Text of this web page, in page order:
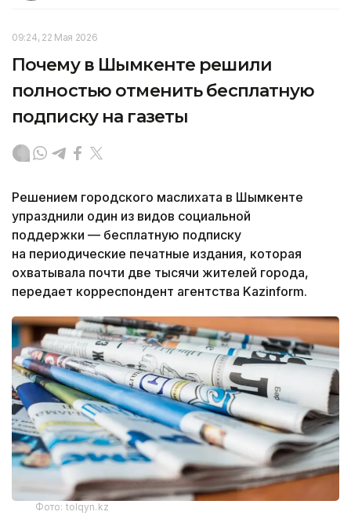
09:24, 22 Мая 2026
Почему в Шымкенте решили
полностью отменить бесплатную
подписку на газеты
Решением городского маслихата в Шымкенте
упразднили один из видов социальной
поддержки — бесплатную подписку
на периодические печатные издания, которая
охватывала почти две тысячи жителей города,
передает корреспондент агентства Kazinform.
Фото: tolqyn.kz